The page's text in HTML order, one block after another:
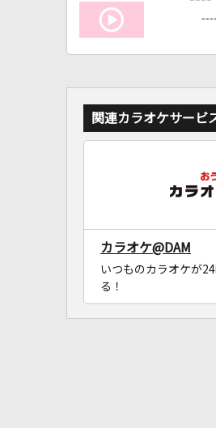
----
関連カラオケサービ
カラオケ@DAM
いつものカラオケが
る！